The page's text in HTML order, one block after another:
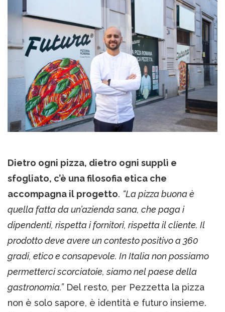
Dietro ogni pizza, dietro ogni supplì e
sfogliato, c’è una filosofia etica che
accompagna il progetto. “La pizza buona è
quella fatta da un’azienda sana, che paga i
dipendenti, rispetta i fornitori, rispetta il cliente. Il
prodotto deve avere un contesto positivo a 360
gradi, etico e consapevole. In Italia non possiamo
permetterci scorciatoie, siamo nel paese della
gastronomia.”Del resto, per Pezzetta la pizza
non è solo sapore, è identità e futuro insieme.